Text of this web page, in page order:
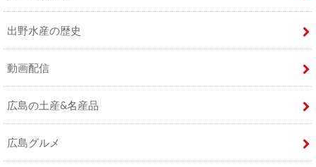
出野水産の歴史
動画配信
広島の土産&名産品
広島グルメ